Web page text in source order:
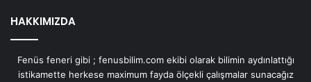
HAKKIMIZDA
Fenüs feneri gibi ; fenusbilim.com ekibi olarak bilimin aydınlattığı
istikamette herkese maximum fayda ölçekli çalışmalar sunacağız